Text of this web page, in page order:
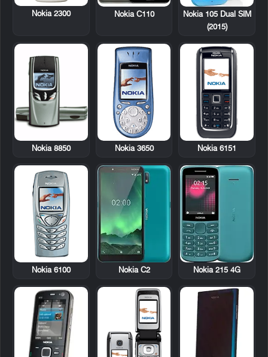
Nokia 105 Dual SIM
(2015)
Nokia C110
Nokia 2300
Nokia 6151
Nokia 3650
Nokia 8850
Nokia 215 4G
Nokia C2
Nokia 6100